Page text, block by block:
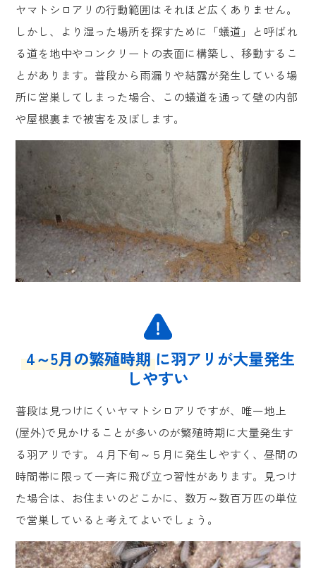
ヤマトシロアリの行動範囲はそれほど広くありません。
しかし、より湿った場所を探すために「蟻道」と呼ばれ
る道を地中やコンクリートの表面に構築し、移動するこ
とがあります。普段から雨漏りや結露が発生している場
所に営巣してしまった場合、この蟻道を通って壁の内部
や屋根裏まで被害を及ぼします。
4～5月の繁殖時期 に羽アリが大量発生
しやすい
普段は見つけにくいヤマトシロアリですが、唯一地上
(屋外)で見かけることが多いのが繁殖時期に大量発生す
る羽アリです。４月下旬～５月に発生しやすく、昼間の
時間帯に限って一斉に飛び立つ習性があります。見つけ
た場合は、お住まいのどこかに、数万～数百万匹の単位
で営巣していると考えてよいでしょう。